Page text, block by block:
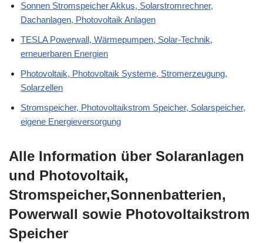
Sonnen Stromspeicher Akkus, Solarstromrechner,
Dachanlagen, Photovoltaik Anlagen
TESLA Powerwall, Wärmepumpen, Solar-Technik,
erneuerbaren Energien
Photovoltaik, Photovoltaik Systeme, Stromerzeugung,
Solarzellen
Stromspeicher, Photovoltaikstrom Speicher, Solarspeicher,
eigene Energieversorgung
Alle Information über Solaranlagen
und Photovoltaik,
Stromspeicher,Sonnenbatterien,
Powerwall sowie Photovoltaikstrom
Speicher